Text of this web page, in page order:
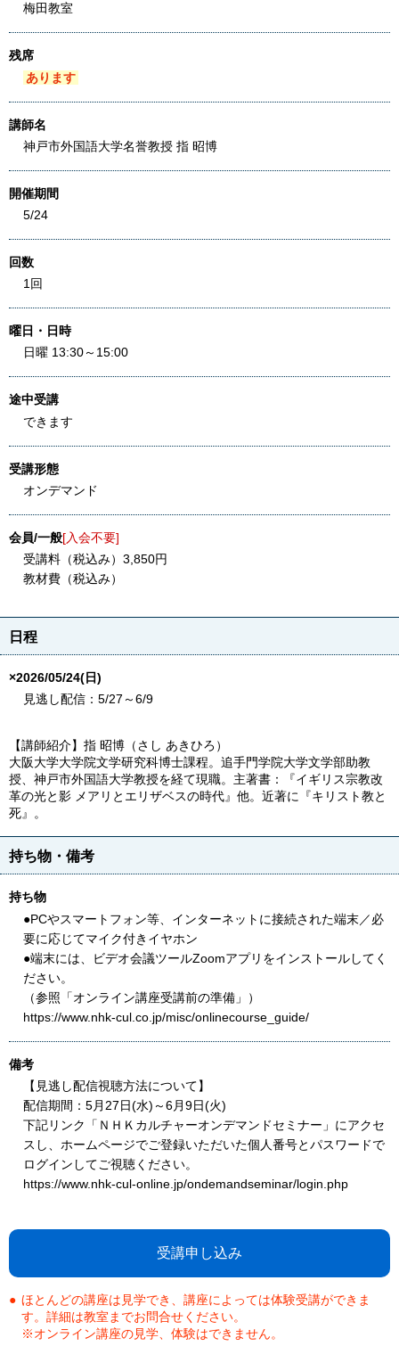
梅田教室
残席
あります
講師名
神戸市外国語大学名誉教授 指 昭博
開催期間
5/24
回数
1回
曜日・日時
日曜 13:30～15:00
途中受講
できます
受講形態
オンデマンド
会員/一般[入会不要]
受講料（税込み）3,850円
教材費（税込み）
日程
×2026/05/24(日)
見逃し配信：5/27～6/9
【講師紹介】指 昭博（さし あきひろ）
大阪大学大学院文学研究科博士課程。追手門学院大学文学部助教
授、神戸市外国語大学教授を経て現職。主著書：『イギリス宗教改
革の光と影 メアリとエリザベスの時代』他。近著に『キリスト教と
死』。
持ち物・備考
持ち物
●PCやスマートフォン等、インターネットに接続された端末／必
要に応じてマイク付きイヤホン
●端末には、ビデオ会議ツールZoomアプリをインストールしてく
ださい。
（参照「オンライン講座受講前の準備」）
https://www.nhk-cul.co.jp/misc/onlinecourse_guide/
備考
【見逃し配信視聴方法について】
配信期間：5月27日(水)～6月9日(火)
下記リンク「ＮＨＫカルチャーオンデマンドセミナー」にアクセ
スし、ホームページでご登録いただいた個人番号とパスワードで
ログインしてご視聴ください。
https://www.nhk-cul-online.jp/ondemandseminar/login.php
受講申し込み
ほとんどの講座は見学でき、講座によっては体験受講ができま
す。詳細は教室までお問合せください。
※オンライン講座の見学、体験はできません。